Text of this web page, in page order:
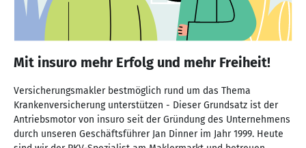
Mit insuro mehr Erfolg und mehr Freiheit!
Versicherungsmakler bestmöglich rund um das Thema
Krankenversicherung unterstützen - Dieser Grundsatz ist der
Antriebsmotor von insuro seit der Gründung des Unternehmens
durch unseren Geschäftsführer Jan Dinner im Jahr 1999. Heute